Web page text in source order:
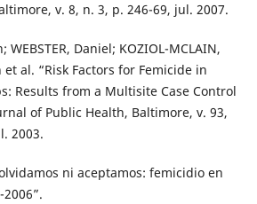
v. 8, n. 3, p. 246-69, jul. 2007.
WEBSTER, Daniel; KOZIOL-MCLAIN,
et al. “Risk Factors for Femicide in
Results from a Multisite Case Control
of Public Health, Baltimore, v. 93,
2003.
olvidamos ni aceptamos: femicidio en